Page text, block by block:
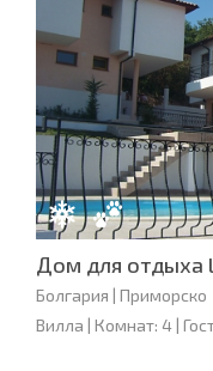
Дом для отдыха
Болгария | Приморско
Вилла | Комнат: 4 |